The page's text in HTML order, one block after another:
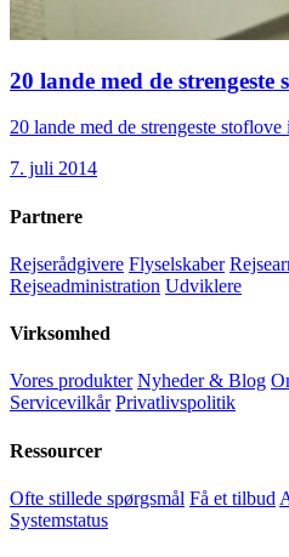
20 lande med de strengeste
20 lande med de strengeste stoflove
7. juli 2014
Partnere
Rejserådgivere Flyselskaber
Rejseadministration Udviklere
Virksomhed
Vores produkter Nyheder & Blog
Servicevilkår Privatlivspolitik
Ressourcer
Ofte stillede spørgsmål Få et tilbud
Systemstatus